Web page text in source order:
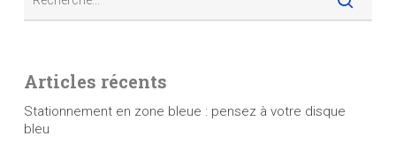
Articles récents
Stationnement en zone bleue : pensez à votre disque
bleu